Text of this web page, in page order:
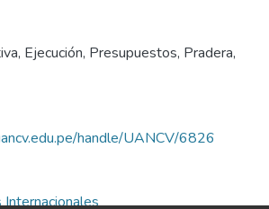
, Ejecución, Presupuestos, Pradera,
handle/UANCV/6826
Internacionales